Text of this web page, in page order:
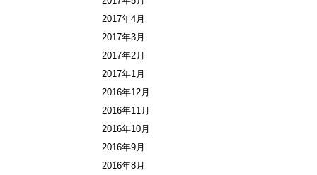
2017年4月
2017年3月
2017年2月
2017年1月
2016年12月
2016年11月
2016年10月
2016年9月
2016年8月